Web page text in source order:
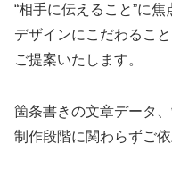
“相手に伝えること”に
デザインにこだわるこ
ご提案いたします。
箇条書きの文章データ
制作段階に関わらずご